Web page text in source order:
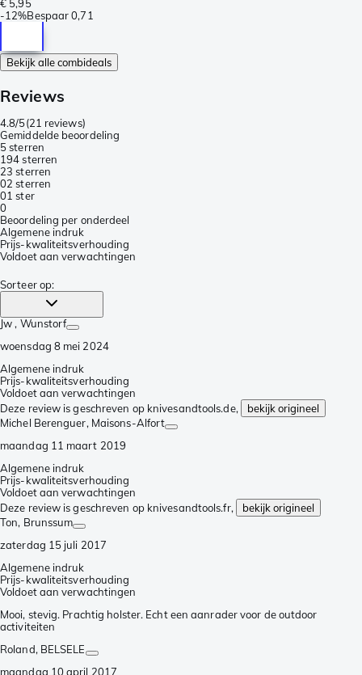
€ 5,95
-12%Bespaar 0,71
Bekijk alle combideals
Reviews
4.8/5(21 reviews)
Gemiddelde beoordeling
5 sterren
194 sterren
23 sterren
02 sterren
01 ster
0
Beoordeling per onderdeel
Algemene indruk
Prijs-kwaliteitsverhouding
Voldoet aan verwachtingen
Sorteer op:
Jw , Wunstorf
woensdag 8 mei 2024
Algemene indruk
Prijs-kwaliteitsverhouding
Voldoet aan verwachtingen
Deze review is geschreven op knivesandtools.de,
bekijk origineel
Michel Berenguer, Maisons-Alfort
maandag 11 maart 2019
Algemene indruk
Prijs-kwaliteitsverhouding
Voldoet aan verwachtingen
Deze review is geschreven op knivesandtools.fr,
bekijk origineel
Ton, Brunssum
zaterdag 15 juli 2017
Algemene indruk
Prijs-kwaliteitsverhouding
Voldoet aan verwachtingen
Mooi, stevig. Prachtig holster. Echt een aanrader voor de outdoor
activiteiten
Roland, BELSELE
maandag 10 april 2017